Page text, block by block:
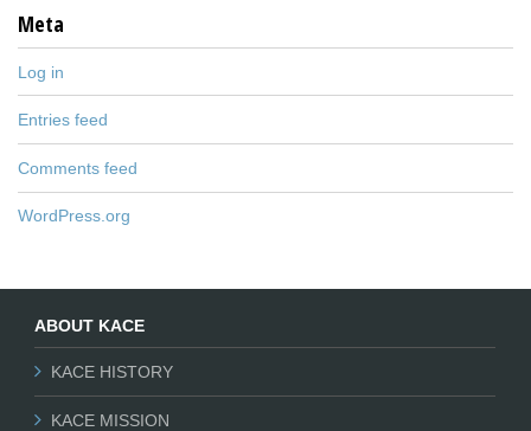
Meta
Log in
Entries feed
Comments feed
WordPress.org
ABOUT KACE
KACE HISTORY
KACE MISSION